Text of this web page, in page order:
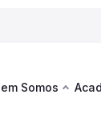
Somos